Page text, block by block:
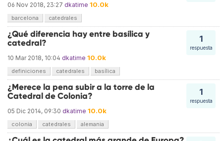
06 Nov 2018, 23:27 dkatime 10.0k
barcelona catedrales
1
respuesta
¿Qué diferencia hay entre basílica y
catedral?
10 Mar 2018, 10:04 dkatime 10.0k
definiciones catedrales basílica
1
respuesta
¿Merece la pena subir a la torre de la
Catedral de Colonia?
05 Dic 2014, 09:30 dkatime 10.0k
colonia catedrales alemania